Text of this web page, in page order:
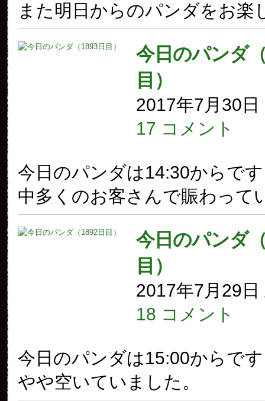
また明日からのパンダをお楽
今日のパンダ
目）
2017年7月30日
17 コメント
今日のパンダは14:30からで
中多くのお客さんで賑わって
今日のパンダ
目）
2017年7月29日
18 コメント
今日のパンダは15:00からで
やや空いていました。